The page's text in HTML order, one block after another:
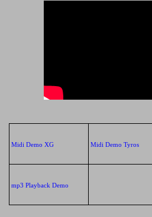
Midi Demo XG Midi Demo Tyros
mp3 Playback Demo